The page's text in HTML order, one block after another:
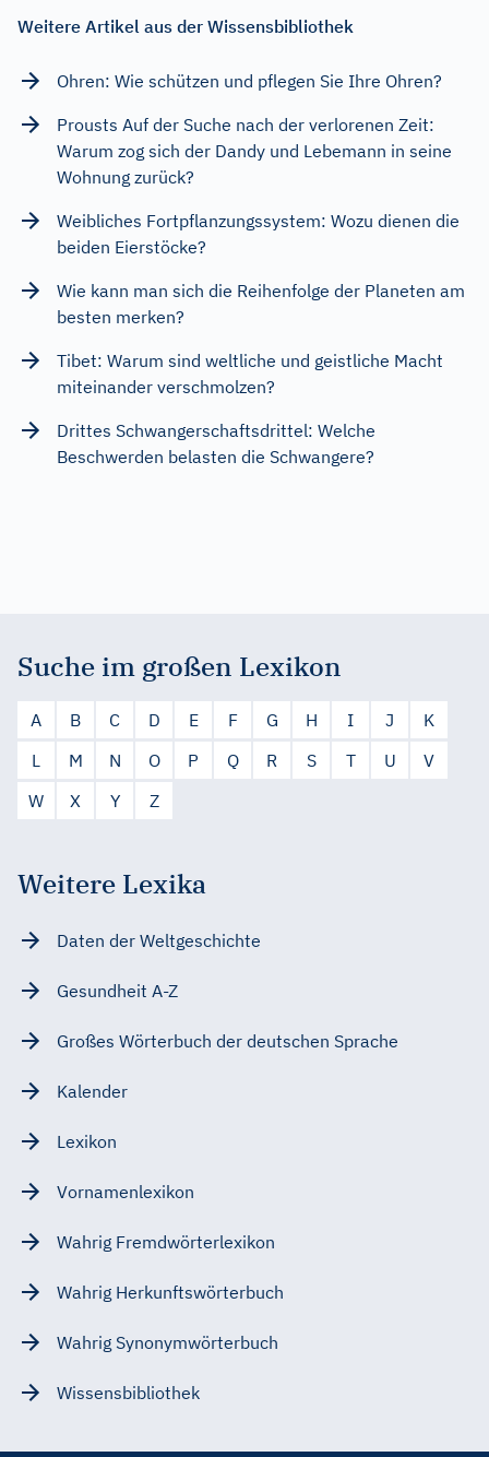
Weitere Artikel aus der Wissensbibliothek
Ohren: Wie schützen und pflegen Sie Ihre Ohren?
Prousts Auf der Suche nach der verlorenen Zeit:
Warum zog sich der Dandy und Lebemann in seine
Wohnung zurück?
Weibliches Fortpflanzungssystem: Wozu dienen die
beiden Eierstöcke?
Wie kann man sich die Reihenfolge der Planeten am
besten merken?
Tibet: Warum sind weltliche und geistliche Macht
miteinander verschmolzen?
Drittes Schwangerschaftsdrittel: Welche
Beschwerden belasten die Schwangere?
Suche im großen Lexikon
A B C D E F G H I J
K
L
M N O P Q R S T U
V
W
X Y Z
Weitere Lexika
Daten der Weltgeschichte
Gesundheit A-Z
Großes Wörterbuch der deutschen Sprache
Kalender
Lexikon
Vornamenlexikon
Wahrig Fremdwörterlexikon
Wahrig Herkunftswörterbuch
Wahrig Synonymwörterbuch
Wissensbibliothek